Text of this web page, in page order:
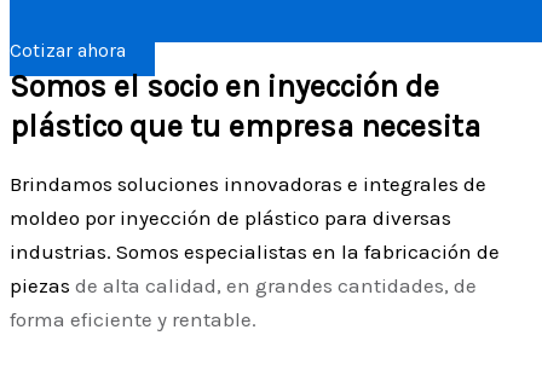
Cotizar ahora
Somos el socio en inyección de
plástico que tu empresa necesita
Brindamos soluciones innovadoras e integrales de
moldeo por inyección de plástico para diversas
industrias. Somos especialistas en la fabricación de
piezas de alta calidad, en grandes cantidades, de
forma eficiente y rentable.